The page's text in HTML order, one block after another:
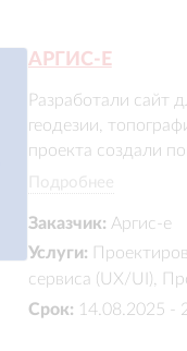
АРГИС-Е
Разработали сайт
геодезии,
проекта создали
Подробнее
Заказчик: Аргис-е
Услуги:
сервиса (UX/UI),
Срок: 14.08.2025 -